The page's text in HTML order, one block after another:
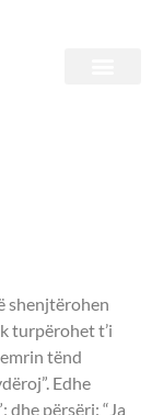
–
shenjtërohen
turpërohet t’i
tënd
Edhe
dhe përsëri: “Ja